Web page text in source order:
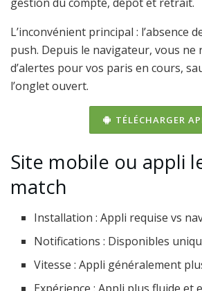
L’inconvénient principal : l’absence
push. Depuis le navigateur, vous ne
d’alertes pour vos paris en cours,
l’onglet ouvert.
TÉLÉCHARGER
Site mobile ou appli
match
Installation : Appli requise vs
Notifications : Disponibles
Vitesse : Appli généralement